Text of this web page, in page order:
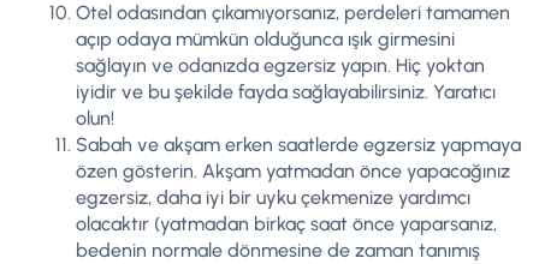
Otel odasından çıkamıyorsanız, perdeleri tamamen
açıp odaya mümkün olduğunca ışık girmesini
sağlayın ve odanızda egzersiz yapın. Hiç yoktan
iyidir ve bu şekilde fayda sağlayabilirsiniz. Yaratıcı
olun!
Sabah ve akşam erken saatlerde egzersiz yapmaya
özen gösterin. Akşam yatmadan önce yapacağınız
egzersiz, daha iyi bir uyku çekmenize yardımcı
olacaktır (yatmadan birkaç saat önce yaparsanız,
bedenin normale dönmesine de zaman tanımış